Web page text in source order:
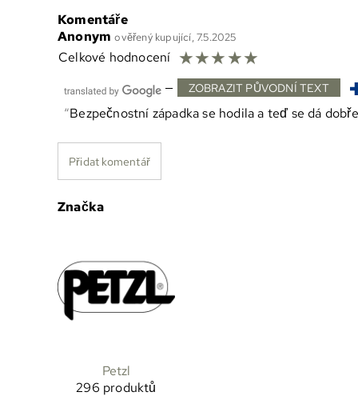
Komentáře
Anonym ověřený kupující, 7.5.2025
Celkové hodnocení ☆☆☆☆☆
— ZOBRAZIT PŮVODNÍ TEXT
Bezpečnostní západka se hodila a teď se dá
Přidat komentář
Značka
Petzl
296 produktů